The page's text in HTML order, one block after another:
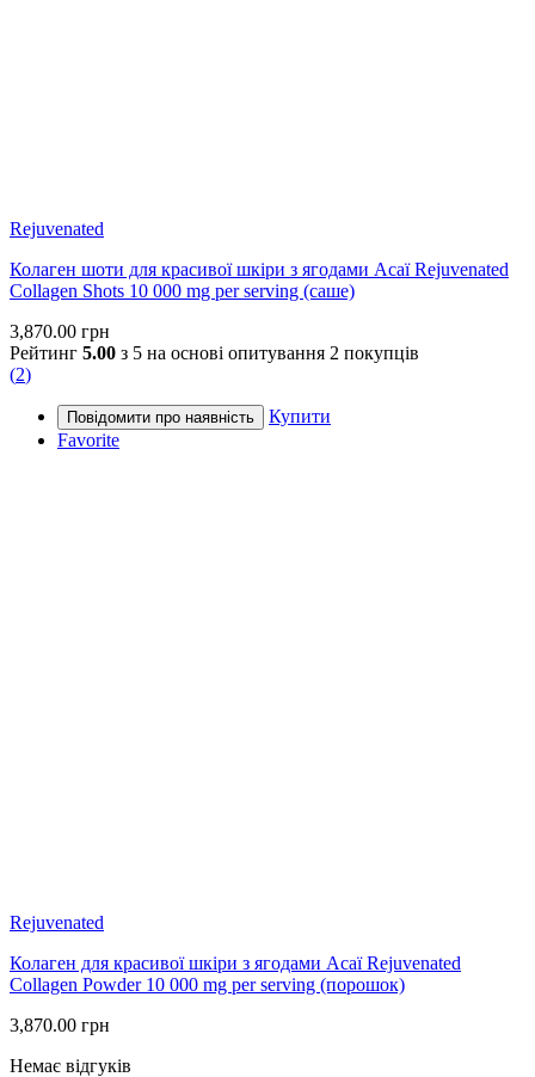
Rejuvenated
Колаген шоти для красивої шкіри з ягодами Асаї Rejuvenated
Collagen Shots 10 000 mg per serving (саше)
3,870.00 грн
Рейтинг 5.00 з 5 на основі опитування 2 покупців
(2)
Купити
Favorite
Rejuvenated
Колаген для красивої шкіри з ягодами Асаї Rejuvenated
Collagen Powder 10 000 mg per serving (порошок)
3,870.00 грн
Немає відгуків